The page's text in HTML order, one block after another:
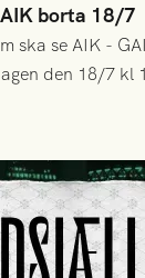
borta 18/7
ska se AIK -
den 18/7 kl